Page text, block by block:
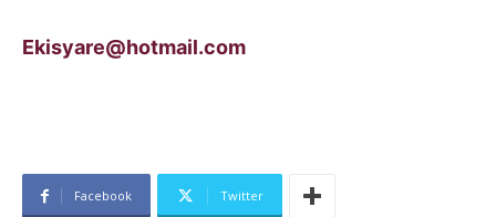
Ekisyare@hotmail.com
Facebook Twitter